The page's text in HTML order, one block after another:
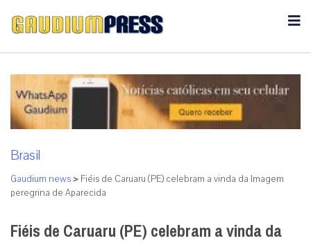
Brasil
Gaudium news > Fiéis de Caruaru (PE) celebram a vinda da Imagem
peregrina de Aparecida
Fiéis de Caruaru (PE) celebram a vinda da